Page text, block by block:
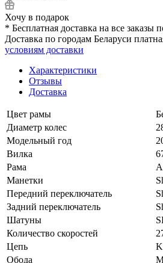
Хочу в подарок
* Бесплатная доставка на все заказы
Доставка по городам Беларуси
условиям доставки
Характеристики
Отзывы
Доставка
Цвет рамы
Диаметр колес
Модельный год
Вилка
Рама
Манетки
Передний переключатель
Задний переключатель
Шатуны
Количество скоростей
Цепь
Обода